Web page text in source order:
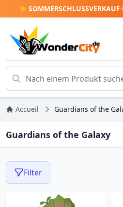
☀️ SOMMERSCHLUSSVERKAUF·
Accueil Guardians of the
Guardians of the Galaxy
Filter